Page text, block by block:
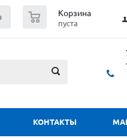
Корзина
пуста
КОНТАКТЫ